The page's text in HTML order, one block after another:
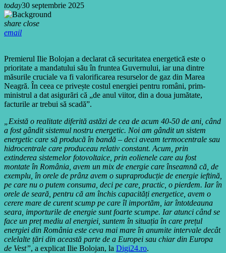
today30 septembrie 2025
share close
email
Premierul Ilie Bolojan a declarat că securitatea energetică este o
prioritate a mandatului său în fruntea Guvernului, iar una dintre
măsurile cruciale va fi valorificarea resurselor de gaz din Marea
Neagră. În ceea ce privește costul energiei pentru români, prim-
ministrul a dat asigurări că „de anul viitor, din a doua jumătate,
facturile ar trebui să scadă”.
„Există o realitate diferită astăzi de cea de acum 40-50 de ani, când
a fost gândit sistemul nostru energetic. Noi am gândit un sistem
energetic care să producă în bandă – deci aveam termocentrale sau
hidrocentrale care produceau relativ constant. Acum, prin
extinderea sistemelor fotovoltaice, prin eolienele care au fost
montate în România, avem un mix de energie care înseamnă că, de
exemplu, în orele de prânz avem o supraproducție de energie ieftină,
pe care nu o putem consuma, deci pe care, practic, o pierdem. Iar în
orele de seară, pentru că am închis capacități energetice, avem o
cerere mare de curent scump pe care îl importăm, iar întotdeauna
seara, importurile de energie sunt foarte scumpe. Iar atunci când se
face un preț mediu al energiei, suntem în situația în care prețul
energiei din România este ceva mai mare în anumite intervale decât
celelalte țări din această parte de a Europei sau chiar din Europa
de Vest”, a explicat Ilie Bolojan, la Digi24.ro.